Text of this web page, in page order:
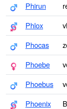
Phirun
Phlox
Phocas
Phoebe
Phoebus
Phoenix